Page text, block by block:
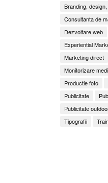
Branding,
Consultanta de
Dezvoltare web
Experiential
Marketing direct
Monitorizare
Productie foto
Publicitate
Publicitate
Tipografii